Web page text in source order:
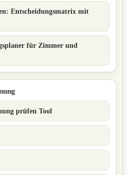
Entscheidungsmatrix mit
für Zimmer und
prüfen Tool